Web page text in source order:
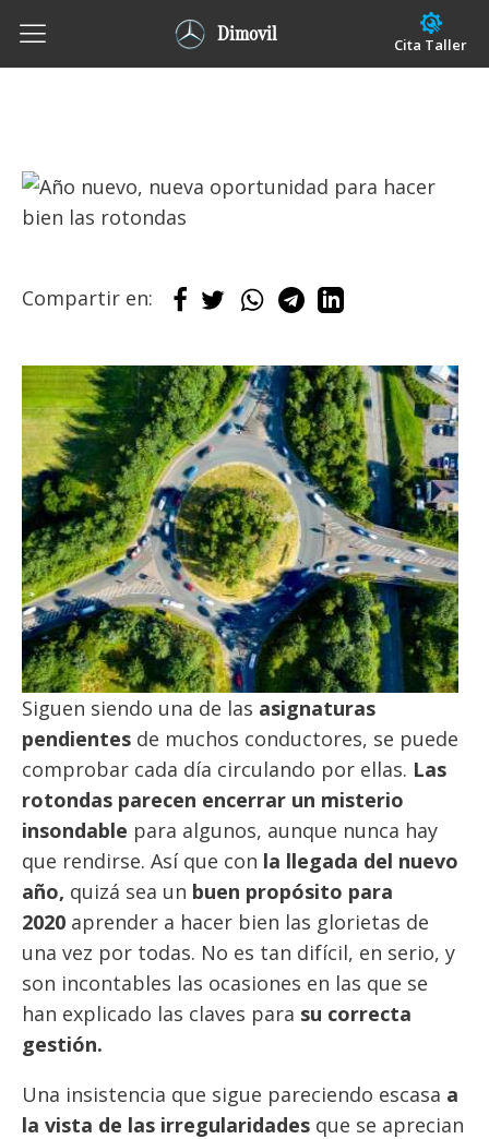
Dimovil Cita Taller
Compartir en:
Siguen siendo una de las asignaturas
pendientes de muchos conductores, se puede
comprobar cada día circulando por ellas. Las
rotondas parecen encerrar un misterio
insondable para algunos, aunque nunca hay
que rendirse. Así que con la llegada del nuevo
año, quizá sea un buen propósito para
2020 aprender a hacer bien las glorietas de
una vez por todas. No es tan difícil, en serio, y
son incontables las ocasiones en las que se
han explicado las claves para su correcta
gestión.
Una insistencia que sigue pareciendo escasa a
la vista de las irregularidades que se aprecian